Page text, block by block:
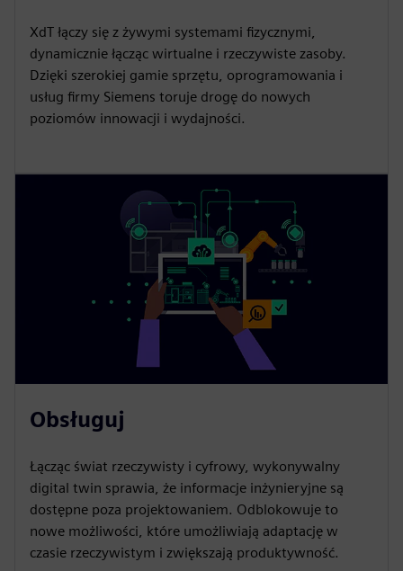
XdT łączy się z żywymi systemami fizycznymi,
dynamicznie łącząc wirtualne i rzeczywiste zasoby.
Dzięki szerokiej gamie sprzętu, oprogramowania i
usług firmy Siemens toruje drogę do nowych
poziomów innowacji i wydajności.
Obsługuj
Łącząc świat rzeczywisty i cyfrowy, wykonywalny
digital twin sprawia, że informacje inżynieryjne są
dostępne poza projektowaniem. Odblokowuje to
nowe możliwości, które umożliwiają adaptację w
czasie rzeczywistym i zwiększają produktywność.